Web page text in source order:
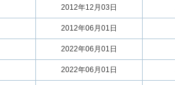
2012年12月03日
2012年06月01日
2022年06月01日
2022年06月01日